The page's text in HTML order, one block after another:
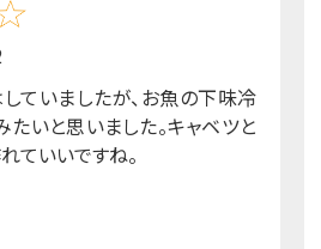
ていましたが、お魚の下味冷
いと思いました。キャベツと
ていいですね。